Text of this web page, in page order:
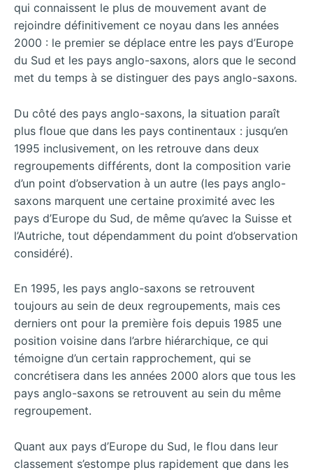
qui connaissent le plus de mouvement avant de
rejoindre définitivement ce noyau dans les années
2000 : le premier se déplace entre les pays d’Europe
du Sud et les pays anglo-saxons, alors que le second
met du temps à se distinguer des pays anglo-saxons.
Du côté des pays anglo-saxons, la situation paraît
plus floue que dans les pays continentaux : jusqu’en
1995 inclusivement, on les retrouve dans deux
regroupements différents, dont la composition varie
d’un point d’observation à un autre (les pays anglo-
saxons marquent une certaine proximité avec les
pays d’Europe du Sud, de même qu’avec la Suisse et
l’Autriche, tout dépendamment du point d’observation
considéré).
En 1995, les pays anglo-saxons se retrouvent
toujours au sein de deux regroupements, mais ces
derniers ont pour la première fois depuis 1985 une
position voisine dans l’arbre hiérarchique, ce qui
témoigne d’un certain rapprochement, qui se
concrétisera dans les années 2000 alors que tous les
pays anglo-saxons se retrouvent au sein du même
regroupement.
Quant aux pays d’Europe du Sud, le flou dans leur
classement s’estompe plus rapidement que dans les